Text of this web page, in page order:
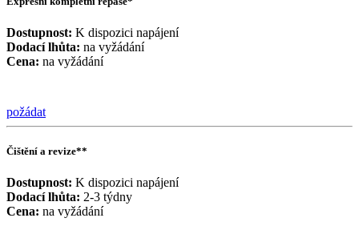
Dostupnost: K dispozici napájení
Dodací lhůta: na vyžádání
Cena: na vyžádání
požádat
Čištění a revize**
Dostupnost: K dispozici napájení
Dodací lhůta: 2-3 týdny
Cena: na vyžádání